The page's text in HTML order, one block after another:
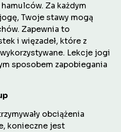
Za każdym
Twoje stawy mogą
Zapewnia to
i więzadeł, które z
Lekcje jogi
sposobem zapobiegania
obciążenia
konieczne jest